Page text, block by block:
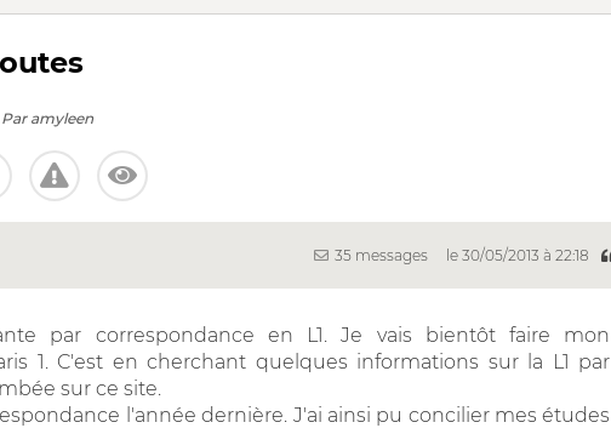
Par amyleen
35 messages le 30/05/2013 à 22:18
par correspondance en L1. Je vais bientôt faire mon
1. C'est en cherchant quelques informations sur la L1 par
sur ce site.
l'année dernière. J'ai ainsi pu concilier mes études